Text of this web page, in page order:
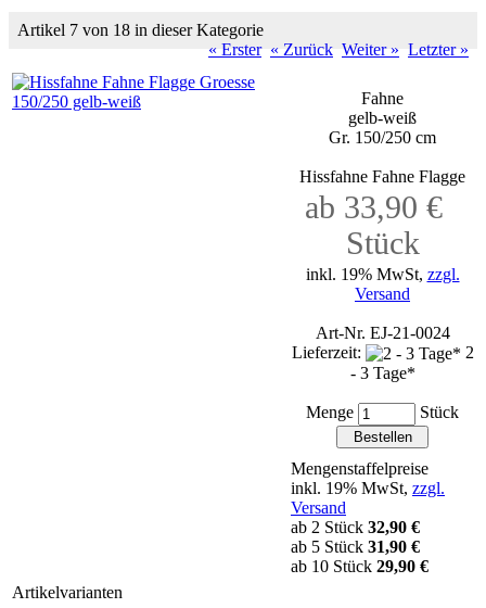
Artikel 7 von 18 in dieser Kategorie
« Erster « Zurück Weiter » Letzter »
Fahne
gelb-weiß
Gr. 150/250 cm
Hissfahne Fahne Flagge
ab 33,90 €
Stück
inkl. 19% MwSt, zzgl.
Versand
Art-Nr. EJ-21-0024
Lieferzeit:
2
- 3 Tage*
Menge Stück
Mengenstaffelpreise
inkl. 19% MwSt, zzgl.
Versand
ab 2 Stück 32,90 €
ab 5 Stück 31,90 €
ab 10 Stück 29,90 €
Artikelvarianten